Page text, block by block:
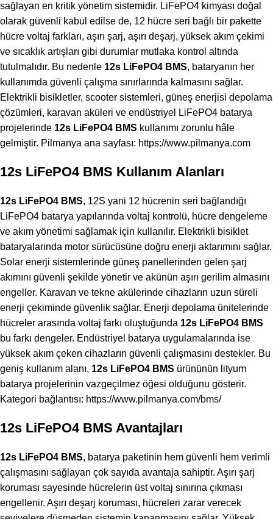
sağlayan en kritik yönetim sistemidir. LiFePO4 kimyası doğal
olarak güvenli kabul edilse de, 12 hücre seri bağlı bir pakette
hücre voltaj farkları, aşırı şarj, aşırı deşarj, yüksek akım çekimi
ve sıcaklık artışları gibi durumlar mutlaka kontrol altında
tutulmalıdır. Bu nedenle 12s LiFePO4 BMS, bataryanın her
kullanımda güvenli çalışma sınırlarında kalmasını sağlar.
Elektrikli bisikletler, scooter sistemleri, güneş enerjisi depolama
çözümleri, karavan aküleri ve endüstriyel LiFePO4 batarya
projelerinde 12s LiFePO4 BMS kullanımı zorunlu hâle
gelmiştir. Pilmanya ana sayfası: https://www.pilmanya.com
12s LiFePO4 BMS Kullanım Alanları
12s LiFePO4 BMS, 12S yani 12 hücrenin seri bağlandığı
LiFePO4 batarya yapılarında voltaj kontrolü, hücre dengeleme
ve akım yönetimi sağlamak için kullanılır. Elektrikli bisiklet
bataryalarında motor sürücüsüne doğru enerji aktarımını sağlar.
Solar enerji sistemlerinde güneş panellerinden gelen şarj
akımını güvenli şekilde yönetir ve akünün aşırı gerilim almasını
engeller. Karavan ve tekne akülerinde cihazların uzun süreli
enerji çekiminde güvenlik sağlar. Enerji depolama ünitelerinde
hücreler arasında voltaj farkı oluştuğunda 12s LiFePO4 BMS
bu farkı dengeler. Endüstriyel batarya uygulamalarında ise
yüksek akım çeken cihazların güvenli çalışmasını destekler. Bu
geniş kullanım alanı, 12s LiFePO4 BMS ürününün lityum
batarya projelerinin vazgeçilmez öğesi olduğunu gösterir.
Kategori bağlantısı: https://www.pilmanya.com/bms/
12s LiFePO4 BMS Avantajları
12s LiFePO4 BMS, batarya paketinin hem güvenli hem verimli
çalışmasını sağlayan çok sayıda avantaja sahiptir. Aşırı şarj
koruması sayesinde hücrelerin üst voltaj sınırına çıkması
engellenir. Aşırı deşarj koruması, hücreleri zarar verecek